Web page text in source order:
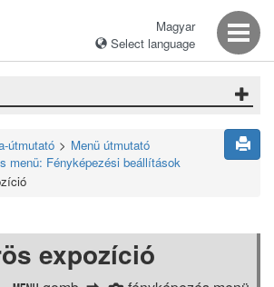
Magyar
Select language
útmutató Menü útmutató
menü: Fényképezési beállítások
expozíció